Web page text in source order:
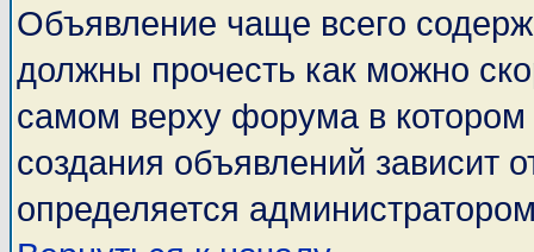
Объявление чаще всего
должны прочесть как можно
самом верху форума в
создания объявлений зависит
определяется